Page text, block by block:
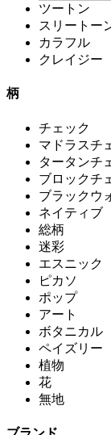
ツートン
スリートー
カラフル
クレイジー
柄
チェック
マドラスチ
タータンチ
ブロックチ
ブラックウ
ネイティブ
総柄
迷彩
エスニック
ピカソ
ポップ
アート
ボタニカル
ペイズリー
植物
花
無地